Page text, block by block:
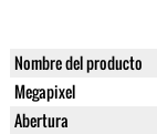
Nombre del producto
Megapixel
Abertura